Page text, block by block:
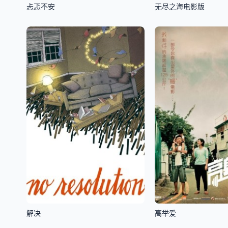
忐忑不安 无尽之海电影版
解决 高举爱